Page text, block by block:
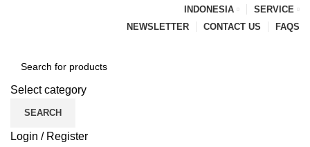
INDONESIA
SERVICE
NEWSLETTER
CONTACT US FAQS
Select category
SEARCH
Login / Register